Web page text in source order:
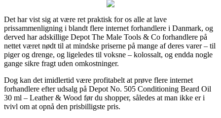
Det har vist sig at være ret praktisk for os alle at lave
prissammenligning i blandt flere internet forhandlere i Danmark, og
derved har adskillige Depot The Male Tools & Co forhandlere på
nettet været nødt til at mindske priserne på mange af deres varer – til
piger og drenge, og ligeledes til voksne – kolossalt, og endda nogle
gange sikre fragt uden omkostninger.
Dog kan det imidlertid være profitabelt at prøve flere internet
forhandlere efter udsalg på Depot No. 505 Conditioning Beard Oil
30 ml – Leather & Wood før du shopper, således at man ikke er i
tvivl om at opnå den prisbilligste pris.